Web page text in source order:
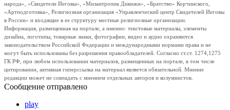
народа», «Свидетели Иеговы», «Мизантропик Дивижн», «Братство» Корчинского,
«Артподготовка», Религиозная организация «Управленческий центр Свидетелей Иеговы
в России» и входящие в ее структуру местные религиозные организации.
Информация, размещенная на портале, а именно: текстовые материалы, элементы
дизайна, логотипы, товарные знаки, фотографии, видео и аудио охраняются
законодательством Российской Федерации и международными нормами права и не
могут быть использованы без разрешения правообладателей. Согласно ст.ст. 1274,1275
ГК РФ, при любом использовании материалов, размещенных на портале, в том числе
цитировании, активная гиперссылка на материал является обязательной. Мнение
редакции может не совпадать с мнением отдельных авторов и колумнистов.
Сообщение отправлено
play